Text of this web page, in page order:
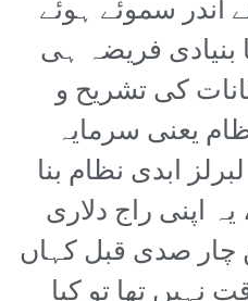
سموئے ہوئے
فریضہ ہی
کی تشریح و
یعنی سرمایہ
ابدی نظام بنا
اپنی راج دلاری
صدی قبل کہاں